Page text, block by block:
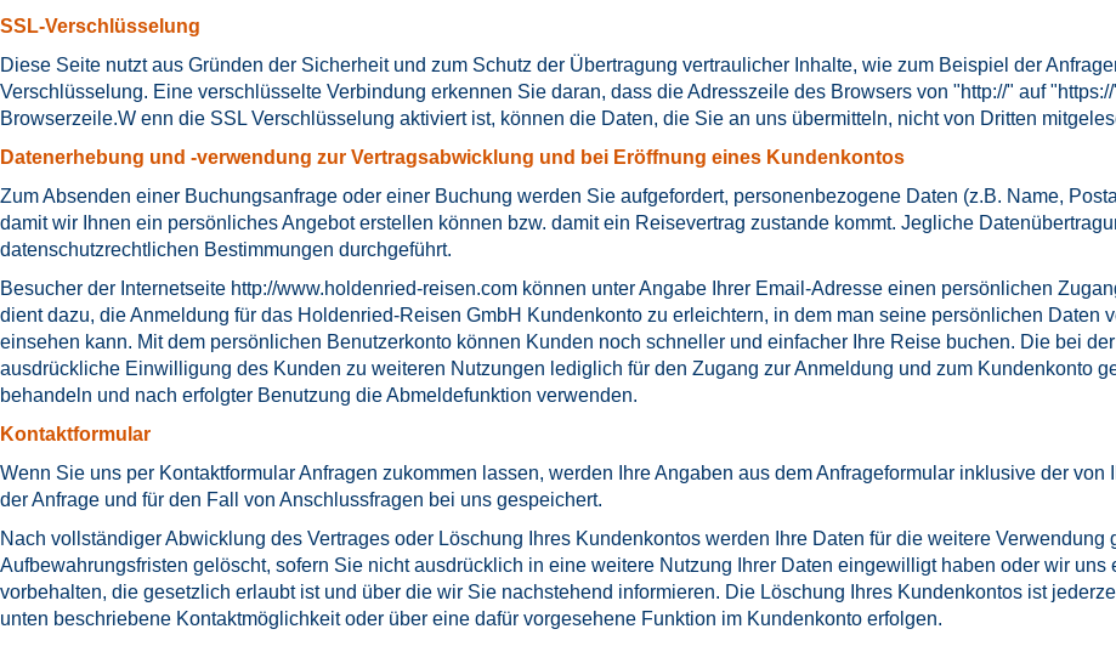
SSL-Verschlüsselung
Diese Seite nutzt aus Gründen der Sicherheit und zum Schutz der Übertragung vertraulicher Inhalte, wie zum Beispiel der
Verschlüsselung. Eine verschlüsselte Verbindung erkennen Sie daran, dass die Adresszeile des Browsers von "http://" auf
Browserzeile.W enn die SSL Verschlüsselung aktiviert ist, können die Daten, die Sie an uns übermitteln, nicht von Dritten
Datenerhebung und -verwendung zur Vertragsabwicklung und bei Eröffnung eines Kundenkontos
Zum Absenden einer Buchungsanfrage oder einer Buchung werden Sie aufgefordert, personenbezogene Daten (z.B. Name,
damit wir Ihnen ein persönliches Angebot erstellen können bzw. damit ein Reisevertrag zustande kommt. Jegliche
datenschutzrechtlichen Bestimmungen durchgeführt.
Besucher der Internetseite http://www.holdenried-reisen.com können unter Angabe Ihrer Email-Adresse einen persönlichen
dient dazu, die Anmeldung für das Holdenried-Reisen GmbH Kundenkonto zu erleichtern, in dem man seine persönlichen Daten
einsehen kann. Mit dem persönlichen Benutzerkonto können Kunden noch schneller und einfacher Ihre Reise buchen. Die bei
ausdrückliche Einwilligung des Kunden zu weiteren Nutzungen lediglich für den Zugang zur Anmeldung und zum Kundenkonto
behandeln und nach erfolgter Benutzung die Abmeldefunktion verwenden.
Kontaktformular
Wenn Sie uns per Kontaktformular Anfragen zukommen lassen, werden Ihre Angaben aus dem Anfrageformular inklusive der
der Anfrage und für den Fall von Anschlussfragen bei uns gespeichert.
Nach vollständiger Abwicklung des Vertrages oder Löschung Ihres Kundenkontos werden Ihre Daten für die weitere
Aufbewahrungsfristen gelöscht, sofern Sie nicht ausdrücklich in eine weitere Nutzung Ihrer Daten eingewilligt haben oder wir
vorbehalten, die gesetzlich erlaubt ist und über die wir Sie nachstehend informieren. Die Löschung Ihres Kundenkontos ist
unten beschriebene Kontaktmöglichkeit oder über eine dafür vorgesehene Funktion im Kundenkonto erfolgen.